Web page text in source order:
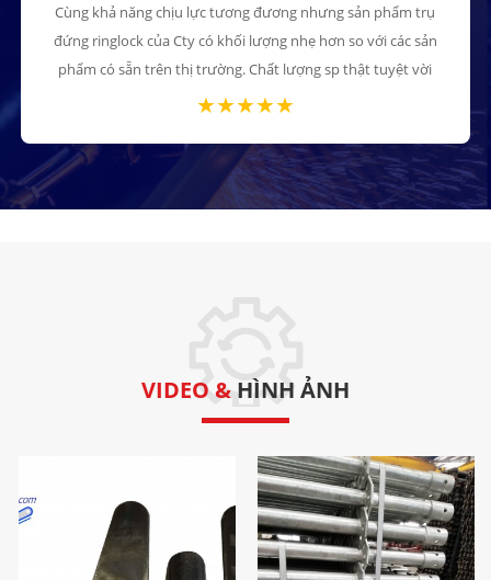
Cùng khả năng chịu lực tương đương nhưng sản phẩm trụ
đứng ringlock của Cty có khối lượng nhẹ hơn so với các sản
phẩm có sẵn trên thị trường. Chất lượng sp thật tuyệt vời
VIDEO & HÌNH ẢNH